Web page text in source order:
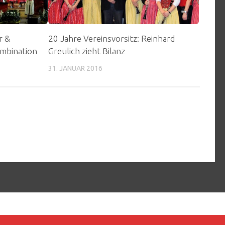
&
20 Jahre Vereinsvorsitz: Reinhard
Greulich zieht Bilanz
31. JANUAR 2016